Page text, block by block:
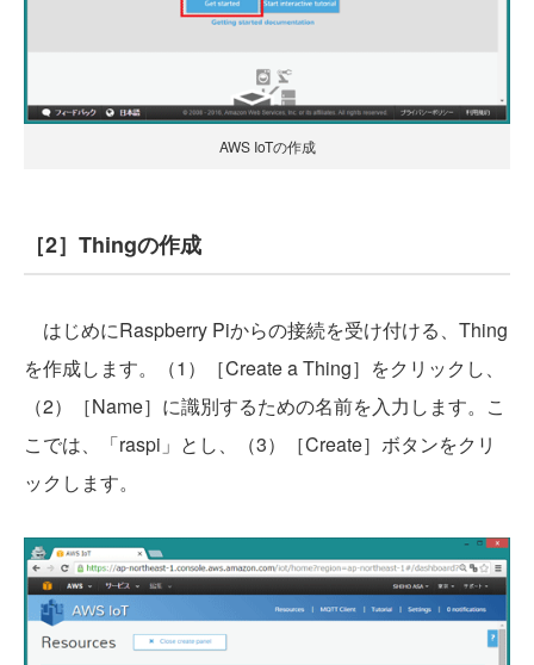
AWS IoTの作成
［2］Thingの作成
はじめにRaspberry Piからの接続を受け付ける、Thing
を作成します。（1）［Create a Thing］をクリックし、
（2）［Name］に識別するための名前を入力します。こ
こでは、「raspi」とし、（3）［Create］ボタンをクリ
ックします。